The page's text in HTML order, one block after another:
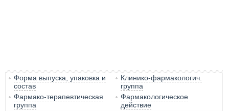
Форма выпуска, упаковка и
состав
Клинико-фармакологич.
группа
Фармако-терапевтическая
группа
Фармакологическое
действие